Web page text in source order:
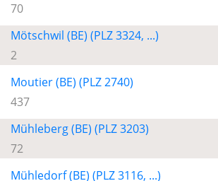
70
Mötschwil (BE) (PLZ 3324, ...)
2
Moutier (BE) (PLZ 2740)
437
Mühleberg (BE) (PLZ 3203)
72
Mühledorf (BE) (PLZ 3116, ...)